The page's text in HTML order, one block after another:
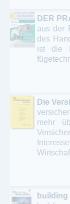
DER
aus der
des
ist die
Die
mehr
building